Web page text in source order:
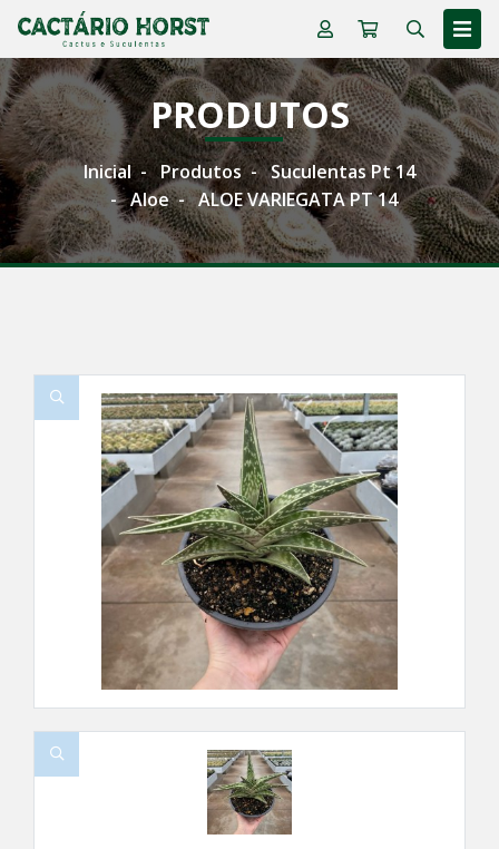
PRODUTOS
Inicial Produtos
Suculentas Pt 14
Aloe
ALOE VARIEGATA PT 14